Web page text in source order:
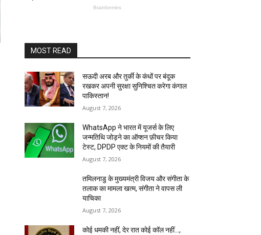
MOST READ
सऊदी अरब और तुर्की के कंधों पर बंदूक
रखकर अपनी सुरक्षा सुनिश्चित करेगा कंगाल
पाकिस्तान!
August 7, 2026
WhatsApp ने भारत में यूजर्स के लिए
जन्मतिथि जोड़ने का ऑप्शन फ़ीचर किया
टेस्ट, DPDP एक्ट के नियमों की तैयारी
August 7, 2026
तमिलनाडु के मुख्यमंत्री विजय और संगीता के
तलाक का मामला खत्म, संगीता ने वापस ली
याचिका
August 7, 2026
कोई धमकी नहीं, देर रात कोई कॉल नहीं…,